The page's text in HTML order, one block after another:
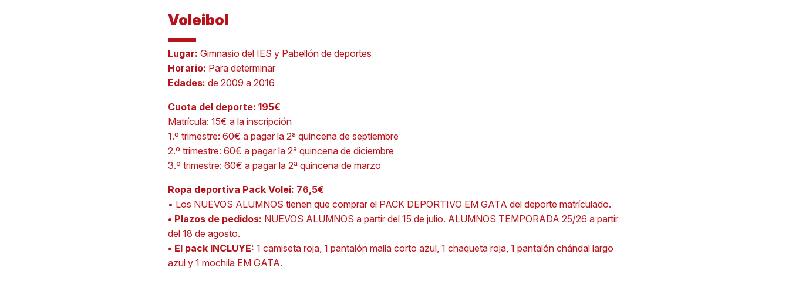
Voleibol
Lugar: Gimnasio del IES y Pabellón de deportes
Horario: Para determinar
Edades: de 2009 a 2016
Cuota del deporte: 195€
Matrícula: 15€ a la inscripción
1.º trimestre: 60€ a pagar la 2ª quincena de septiembre
2.º trimestre: 60€ a pagar la 2ª quincena de diciembre
3.º trimestre: 60€ a pagar la 2ª quincena de marzo
Ropa deportiva Pack Volei: 76,5€
• Los NUEVOS ALUMNOS tienen que comprar el PACK DEPORTIVO EM GATA del deporte matrículado.
• Plazos de pedidos: NUEVOS ALUMNOS a partir del 15 de julio. ALUMNOS TEMPORADA 25/26 a partir
del 18 de agosto.
• El pack INCLUYE: 1 camiseta roja, 1 pantalón malla corto azul, 1 chaqueta roja, 1 pantalón chándal largo
azul y 1 mochila EM GATA.